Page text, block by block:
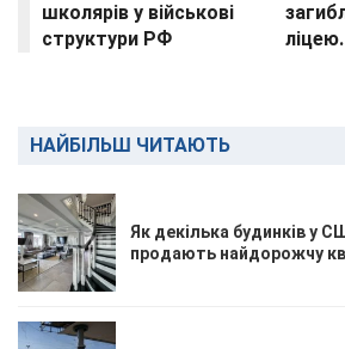
школярів у військові
структури РФ
НАЙБІЛЬШ ЧИТАЮТЬ
Як декілька будинків у
продають найдорожчу